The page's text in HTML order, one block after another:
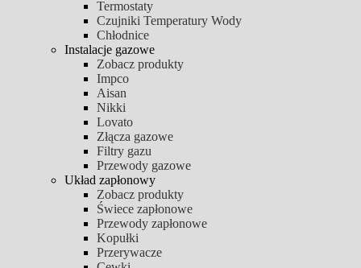
Termostaty
Czujniki Temperatury Wody
Chłodnice
Instalacje gazowe
Zobacz produkty
Impco
Aisan
Nikki
Lovato
Złącza gazowe
Filtry gazu
Przewody gazowe
Układ zapłonowy
Zobacz produkty
Świece zapłonowe
Przewody zapłonowe
Kopułki
Przerywacze